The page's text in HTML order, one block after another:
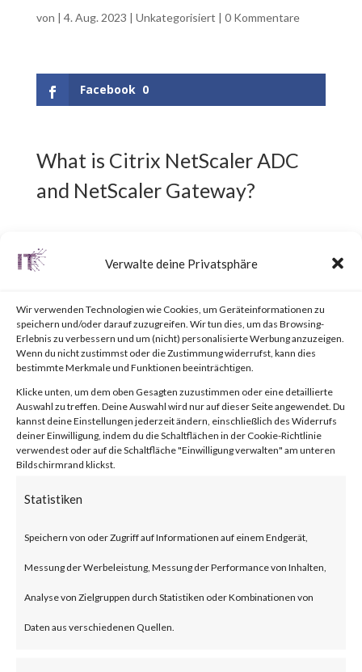
Verwalte deine Privatsphäre
Wir verwenden Technologien wie Cookies, um Geräteinformationen zu
speichern und/oder darauf zuzugreifen. Wir tun dies, um das Browsing-
Erlebnis zu verbessern und um (nicht) personalisierte Werbung anzuzeigen.
Wenn du nicht zustimmst oder die Zustimmung widerrufst, kann dies
bestimmte Merkmale und Funktionen beeinträchtigen.
Klicke unten, um dem oben Gesagten zuzustimmen oder eine detaillierte
Auswahl zu treffen. Deine Auswahl wird nur auf dieser Seite angewendet. Du
kannst deine Einstellungen jederzeit ändern, einschließlich des Widerrufs
deiner Einwilligung, indem du die Schaltflächen in der Cookie-Richtlinie
verwendest oder auf die Schaltfläche "Einwilligung verwalten" am unteren
Bildschirmrand klickst.
Statistiken
Speichern von oder Zugriff auf Informationen auf einem Endgerät,
Messung der Werbeleistung, Messung der Performance von Inhalten,
Analyse von Zielgruppen durch Statistiken oder Kombinationen von
Daten aus verschiedenen Quellen.
von | 4. Aug. 2023 | Unkategorisiert | 0 Kommentare
Facebook 0
What is Citrix NetScaler ADC
and NetScaler Gateway?
previously known as Citrix ADC,
is an Application Delivery
Controller (ADC) designed to
achieve secure and optimized
network traffic.
Citrix NetScaler Gateway,
previously known as Citrix
Gateway, is an SSL-VPN solution
designed to provide secure and
optimized remote access.
What is the Attack?